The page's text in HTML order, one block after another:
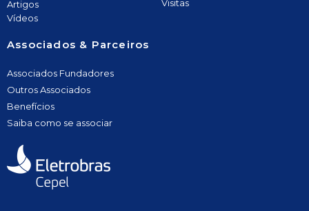
Artigos
Vídeos
Visitas
Associados & Parceiros
Associados Fundadores
Outros Associados
Benefícios
Saiba como se associar